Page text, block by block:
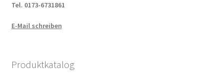
Tel. 0173-6731861
E-Mail schreiben
Produktkatalog